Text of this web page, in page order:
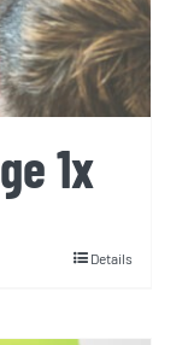
1x
Details